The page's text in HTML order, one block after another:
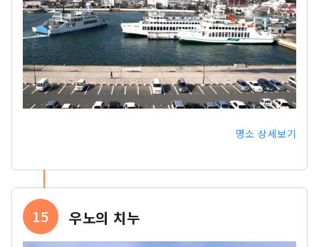
명소 상세보기
15 우노의 치누